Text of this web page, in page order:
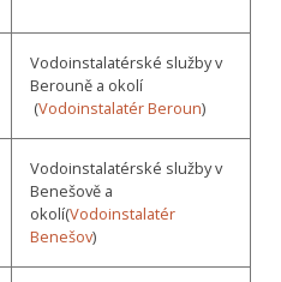
Vodoinstalatérské služby v
Berouně a okolí
(Vodoinstalatér Beroun)
Vodoinstalatérské služby v
Benešově a
okolí(Vodoinstalatér
Benešov)